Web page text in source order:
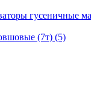
гусеничные
(7т) (5)